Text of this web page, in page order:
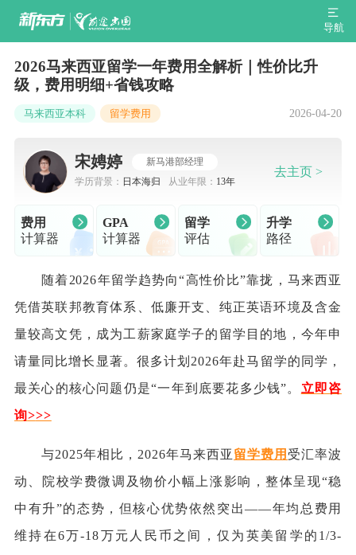
导航
2026马来西亚留学一年费用全解析｜性价比升
级，费用明细+省钱攻略
马来西亚本科 留学费用 2026-04-20
宋娉婷
新马港部经理
学历背景： 日本海归 从业年限： 13年
去主页 >
费用
计算器
GPA
计算器
留学
评估
升学
路径
随着2026年留学趋势向“高性价比”靠拢，马来西亚
凭借英联邦教育体系、低廉开支、纯正英语环境及含金
量较高文凭，成为工薪家庭学子的留学目的地，今年申
请量同比增长显著。很多计划2026年赴马留学的同学，
最关心的核心问题仍是“一年到底要花多少钱”。 立即咨
询>>>
与2025年相比，2026年马来西亚 留学费用 受汇率波
动、院校学费微调及物价小幅上涨影响，整体呈现“稳
中有升”的态势，但核心优势依然突出——年均总费用
维持在6万-18万元人民币之间，仅为英美留学的1/3-